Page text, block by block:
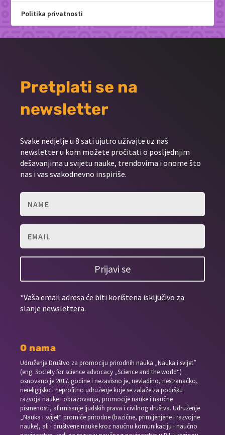
Politika privatnosti
Pretplati se na
newsletter
Svake nedjelje u 8 sati ujutro uživajte uz naš
newsletter u kom možete pročitati o posljednjim
dešavanjima u svijetu nauke, trendovima i onome što
nas i vas svakodnevno inspiriše.
Prijavi se
*Vaša email adresa će biti korištena isključivo za
slanje newslettera.
O nama
Udruženje Društvo za promociju prirodnih nauka „Nauka i svijet”
(eng. Society for science advocacy „Science and the world“)
osnovano je 2017. godine i nezavisno je, nevladino, nestranačko,
nereligijsko i neprofitno udruženje koje se zalaže za podršku
razvoja nauke i obrazovanja, promocije nauke i naučne
pismenosti, afirmisanje ljudskih prava i civilnog društva. Udruženje
„Nauka i svijet“ promiče prirodne (bazične, primijenjene i razvojne
nauke), ali i društvene nauke kroz naučnu komunikaciju i naučno